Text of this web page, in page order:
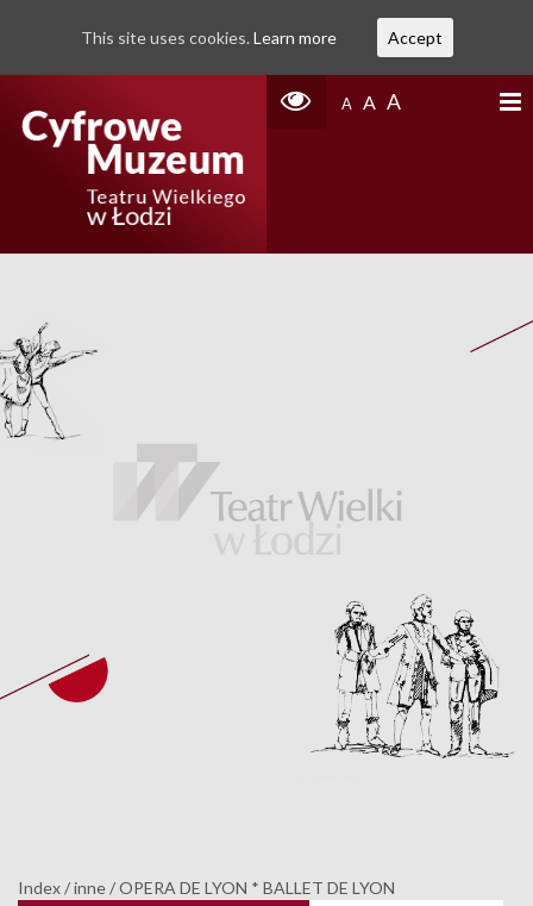
A A A
Index/inne/OPERA DE LYON * BALLET DE LYON
This site uses cookies. Learn more Accept